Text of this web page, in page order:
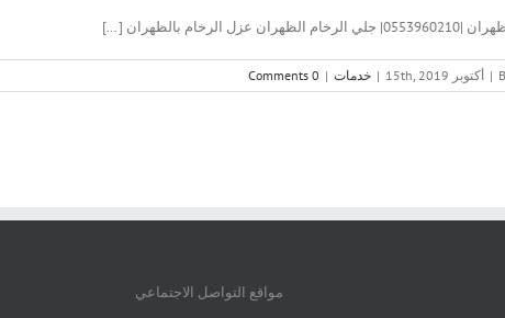
عزل الرخام بالظهران [...]
| أكتوبر 15th, 2019 | خدمات |
0 Comments
مواقع التواصل الاجتماعي